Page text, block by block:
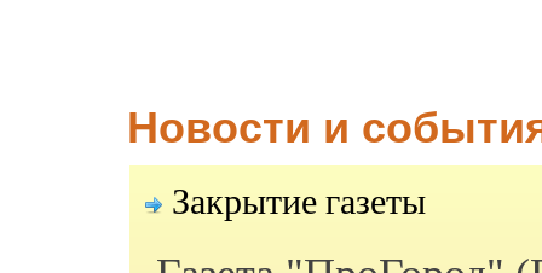
Новости и
Закрытие газеты